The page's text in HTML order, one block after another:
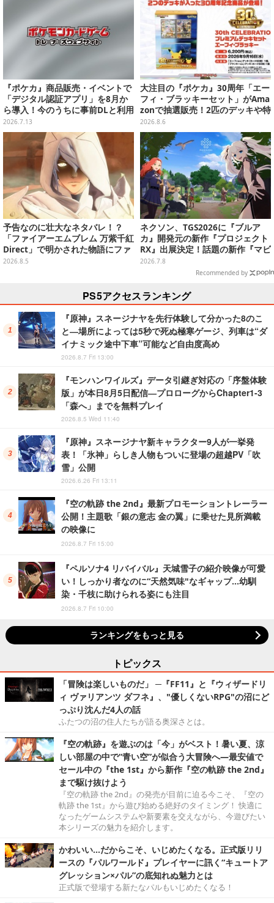
『ポケカ』商品販売・イベントで
「デジタル認証アプリ」を8月か
ら導入！今のうちに事前DLと利用
登録をお願い
2026.7.13
大注目の『ポケカ』30周年「エー
フィ・ブラッキーセット」がAma
zonで抽選販売！2匹のデッキや特
別カードを収録
2026.8.6
予告なのに壮大なネタバレ！？
「ファイアーエムブレム 万紫千紅
Direct」で明かされた物語にファ
ンも震え上がる
2026.8.5
ネクソン、TGS2026に『ブルア
カ』開発元の新作『プロジェクト
RX』出展決定！話題の新作『マビ
ノギモバイル』も
2026.7.8
Recommended by
PS5アクセスランキング
『原神』スネージナヤを先行体験して分かった8のこ
と―場所によっては5秒で死ぬ極寒ゲージ、列車は“ダ
イナミック途中下車”可能など自由度高め
2026.8.7 Fri 13:00
『モンハンワイルズ』データ引継ぎ対応の「序盤体験
版」が本日8月5日配信―プロローグからChapter1-3
「森へ」までを無料プレイ
2026.8.5 Wed 11:40
『原神』スネージナヤ新キャラクター9人が一挙発
表！「氷神」らしき人物もついに登場の超越PV「吹
雪」公開
2026.6.26 Fri 13:11
『空の軌跡 the 2nd』最新プロモーショントレーラー
公開！主題歌「銀の意志 金の翼」に乗せた見所満載
の映像に
2026.8.7 Fri 15:00
『ペルソナ4 リバイバル』天城雪子の紹介映像が可愛
い！しっかり者なのに“天然気味"なギャップ…幼馴
染・千枝に助けられる姿にも注目
2026.8.7 Fri 10:00
ランキングをもっと見る
トピックス
「冒険は楽しいものだ」 ─『FF11』と『ウィザードリ
ィ ヴァリアンツ ダフネ』、"優しくないRPG"の沼にど
っぷり沈んだ4人の話
ふたつの沼の住人たちが語る奥深さとは。
『空の軌跡』を遊ぶのは「今」がベスト！暑い夏、涼
しい部屋の中で“青い空”が似合う大冒険へ―最安値で
セール中の『the 1st』から新作『空の軌跡 the 2nd』
まで駆け抜けよう
『空の軌跡 the 2nd』の発売が目前に迫る今こそ、『空の
軌跡 the 1st』から遊び始める絶好のタイミング！ 快適に
なったゲームシステムや新要素を交えながら、今遊びたい
本シリーズの魅力を紹介します。
かわいい…だからこそ、いじめたくなる。正式版リリ
ースの『パルワールド』プレイヤーに訊く“キュートア
グレッション×パル”の底知れぬ魅力とは
正式版で登場する新たなパルもいじめたくなる！